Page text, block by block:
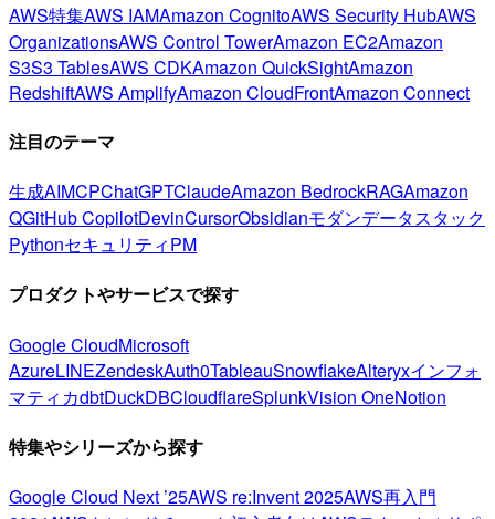
AWS特集AWS IAMAmazon CognitoAWS Security HubAWS
OrganizationsAWS Control TowerAmazon EC2Amazon
S3S3 TablesAWS CDKAmazon QuickSightAmazon
RedshiftAWS AmplifyAmazon CloudFrontAmazon Connect
注目のテーマ
生成AIMCPChatGPTClaudeAmazon BedrockRAGAmazon
QGitHub CopilotDevinCursorObsidianモダンデータスタック
PythonセキュリティPM
プロダクトやサービスで探す
Google CloudMicrosoft
AzureLINEZendeskAuth0TableauSnowflakeAlteryxインフォ
マティカdbtDuckDBCloudflareSplunkVision OneNotion
特集やシリーズから探す
Google Cloud Next ’25AWS re:Invent 2025AWS再入門